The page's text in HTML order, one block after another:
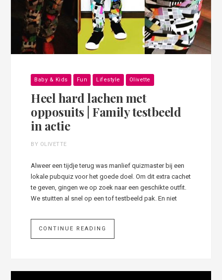
Baby & Kids Fun Lifestyle Olivette
Heel hard lachen met
opposuits | Family testbeeld
in actie
BY OLIVETTE
Alweer een tijdje terug was manlief quizmaster bij een
lokale pubquiz voor het goede doel. Om dit extra cachet
te geven, gingen we op zoek naar een geschikte outfit.
We stuitten al snel op een tof testbeeld pak. En niet
CONTINUE READING